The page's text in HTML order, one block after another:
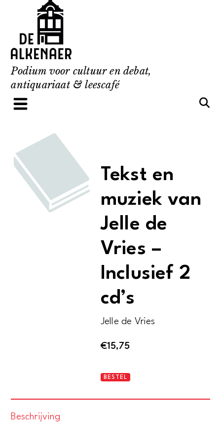
content
Podium voor cultuur en debat,
antiquariaat & leescafé
Tekst en
muziek van
Jelle de
Vries –
Inclusief 2
cd’s
Jelle de Vries
€15,75
Tekst
BESTEL
Beschrijving